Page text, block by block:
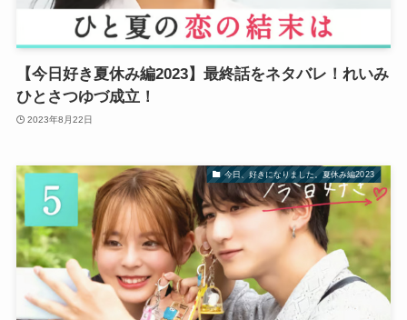
【今日好き夏休み編2023】最終話をネタバレ！れいみ
ひとさつゆづ成立！
2023年8月22日
今日、好きになりました。夏休み編2023